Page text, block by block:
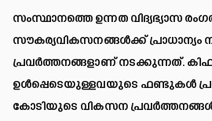
സംസ്ഥാനത്തെ ഉന്നത വിദ്യഭ്യാസ
സൗകര്യവികസനങ്ങൾക്ക്
പ്രവർത്തനങ്ങളാണ് നടക്കുന്നത്.
ഉൾപ്പെടെയുള്ളവയുടെ ഫണ്ടുകൾ
കോടിയുടെ വികസന പ്രവർത്തനങ്ങൾ